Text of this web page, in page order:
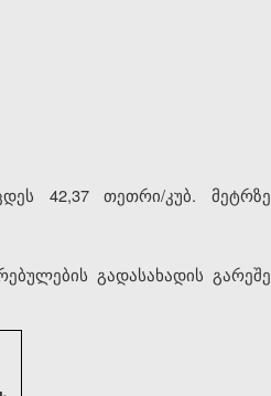
42,37 თეთრი/კუბ. მეტრზე
გადასახადის გარეშე